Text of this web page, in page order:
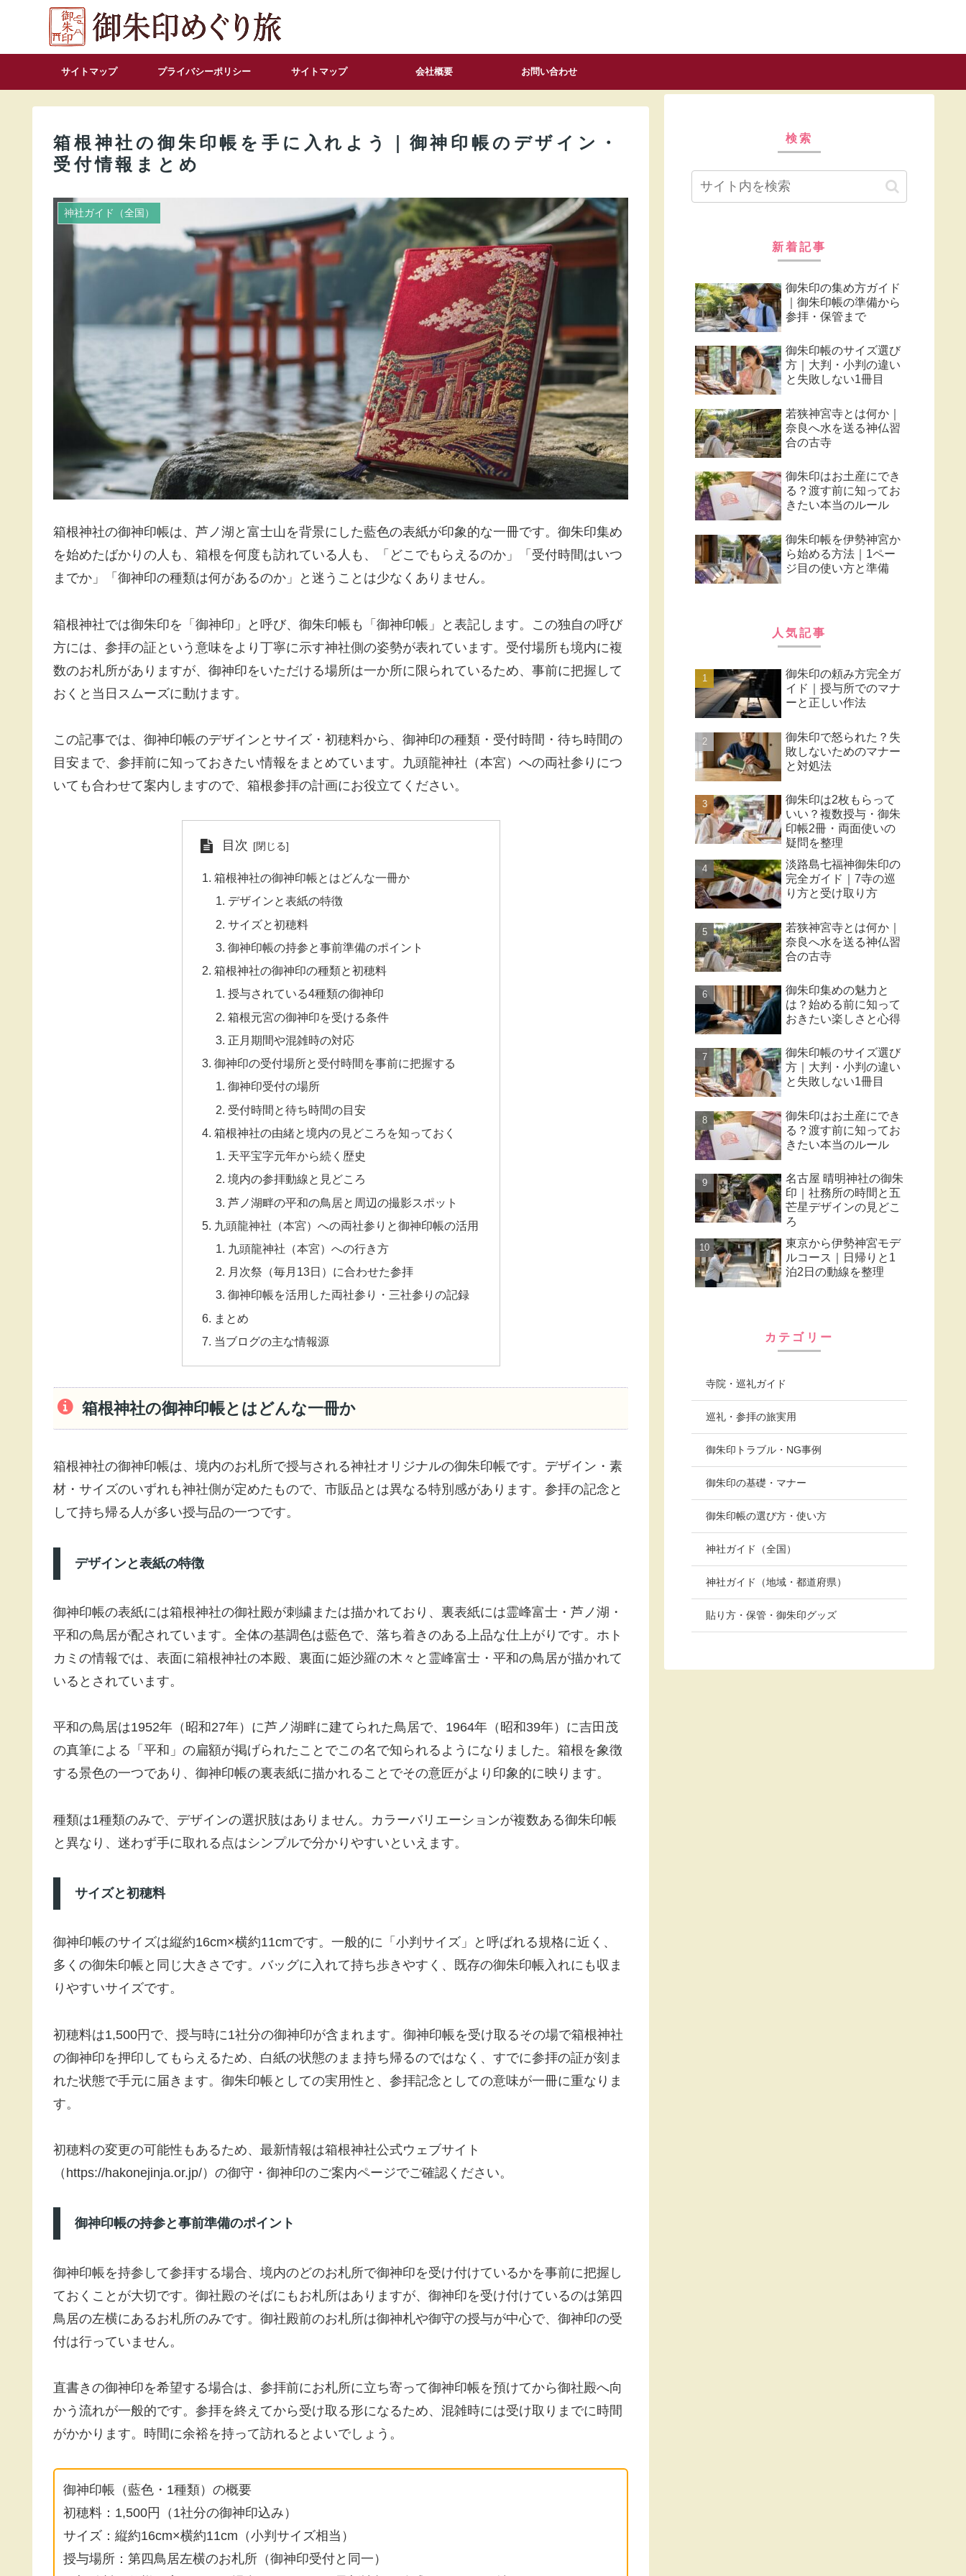
サイトマップ プライバシーポリシー サイトマップ 会社概要 お問い合わせ
箱根神社の御朱印帳を手に入れよう｜御神印帳のデザイン・
受付情報まとめ
神社ガイド（全国）
箱根神社の御神印帳は、芦ノ湖と富士山を背景にした藍色の表紙が印象的な一冊です。御朱印集め
を始めたばかりの人も、箱根を何度も訪れている人も、「どこでもらえるのか」「受付時間はいつ
までか」「御神印の種類は何があるのか」と迷うことは少なくありません。
箱根神社では御朱印を「御神印」と呼び、御朱印帳も「御神印帳」と表記します。この独自の呼び
方には、参拝の証という意味をより丁寧に示す神社側の姿勢が表れています。受付場所も境内に複
数のお札所がありますが、御神印をいただける場所は一か所に限られているため、事前に把握して
おくと当日スムーズに動けます。
この記事では、御神印帳のデザインとサイズ・初穂料から、御神印の種類・受付時間・待ち時間の
目安まで、参拝前に知っておきたい情報をまとめています。九頭龍神社（本宮）への両社参りにつ
いても合わせて案内しますので、箱根参拝の計画にお役立てください。
目次
箱根神社の御神印帳とはどんな一冊か
デザインと表紙の特徴
サイズと初穂料
御神印帳の持参と事前準備のポイント
箱根神社の御神印の種類と初穂料
授与されている4種類の御神印
箱根元宮の御神印を受ける条件
正月期間や混雑時の対応
御神印の受付場所と受付時間を事前に把握する
御神印受付の場所
受付時間と待ち時間の目安
箱根神社の由緒と境内の見どころを知っておく
天平宝字元年から続く歴史
境内の参拝動線と見どころ
芦ノ湖畔の平和の鳥居と周辺の撮影スポット
九頭龍神社（本宮）への両社参りと御神印帳の活用
九頭龍神社（本宮）への行き方
月次祭（毎月13日）に合わせた参拝
御神印帳を活用した両社参り・三社参りの記録
まとめ
当ブログの主な情報源
箱根神社の御神印帳とはどんな一冊か
箱根神社の御神印帳は、境内のお札所で授与される神社オリジナルの御朱印帳です。デザイン・素
材・サイズのいずれも神社側が定めたもので、市販品とは異なる特別感があります。参拝の記念と
して持ち帰る人が多い授与品の一つです。
デザインと表紙の特徴
御神印帳の表紙には箱根神社の御社殿が刺繍または描かれており、裏表紙には霊峰富士・芦ノ湖・
平和の鳥居が配されています。全体の基調色は藍色で、落ち着きのある上品な仕上がりです。ホト
カミの情報では、表面に箱根神社の本殿、裏面に姫沙羅の木々と霊峰富士・平和の鳥居が描かれて
いるとされています。
平和の鳥居は1952年（昭和27年）に芦ノ湖畔に建てられた鳥居で、1964年（昭和39年）に吉田茂
の真筆による「平和」の扁額が掲げられたことでこの名で知られるようになりました。箱根を象徴
する景色の一つであり、御神印帳の裏表紙に描かれることでその意匠がより印象的に映ります。
種類は1種類のみで、デザインの選択肢はありません。カラーバリエーションが複数ある御朱印帳
と異なり、迷わず手に取れる点はシンプルで分かりやすいといえます。
サイズと初穂料
御神印帳のサイズは縦約16cm×横約11cmです。一般的に「小判サイズ」と呼ばれる規格に近く、
多くの御朱印帳と同じ大きさです。バッグに入れて持ち歩きやすく、既存の御朱印帳入れにも収ま
りやすいサイズです。
初穂料は1,500円で、授与時に1社分の御神印が含まれます。御神印帳を受け取るその場で箱根神社
の御神印を押印してもらえるため、白紙の状態のまま持ち帰るのではなく、すでに参拝の証が刻ま
れた状態で手元に届きます。御朱印帳としての実用性と、参拝記念としての意味が一冊に重なりま
す。
初穂料の変更の可能性もあるため、最新情報は箱根神社公式ウェブサイト
（https://hakonejinja.or.jp/）の御守・御神印のご案内ページでご確認ください。
御神印帳の持参と事前準備のポイント
御神印帳を持参して参拝する場合、境内のどのお札所で御神印を受け付けているかを事前に把握し
ておくことが大切です。御社殿のそばにもお札所はありますが、御神印を受け付けているのは第四
鳥居の左横にあるお札所のみです。御社殿前のお札所は御神札や御守の授与が中心で、御神印の受
付は行っていません。
直書きの御神印を希望する場合は、参拝前にお札所に立ち寄って御神印帳を預けてから御社殿へ向
かう流れが一般的です。参拝を終えてから受け取る形になるため、混雑時には受け取りまでに時間
がかかります。時間に余裕を持って訪れるとよいでしょう。
御神印帳（藍色・1種類）の概要
初穂料：1,500円（1社分の御神印込み）
サイズ：縦約16cm×横約11cm（小判サイズ相当）
授与場所：第四鳥居左横のお札所（御神印受付と同一）
検索
新着記事
御朱印の集め方ガイド
｜御朱印帳の準備から
参拝・保管まで
御朱印帳のサイズ選び
方｜大判・小判の違い
と失敗しない1冊目
若狭神宮寺とは何か｜
奈良へ水を送る神仏習
合の古寺
御朱印はお土産にでき
る？渡す前に知ってお
きたい本当のルール
御朱印帳を伊勢神宮か
ら始める方法｜1ペー
ジ目の使い方と準備
人気記事
御朱印の頼み方完全ガ
イド｜授与所でのマナ
ーと正しい作法
御朱印で怒られた？失
敗しないためのマナー
と対処法
御朱印は2枚もらって
いい？複数授与・御朱
印帳2冊・両面使いの
疑問を整理
淡路島七福神御朱印の
完全ガイド｜7寺の巡
り方と受け取り方
若狭神宮寺とは何か｜
奈良へ水を送る神仏習
合の古寺
御朱印集めの魅力と
は？始める前に知って
おきたい楽しさと心得
御朱印帳のサイズ選び
方｜大判・小判の違い
と失敗しない1冊目
御朱印はお土産にでき
る？渡す前に知ってお
きたい本当のルール
名古屋 晴明神社の御朱
印｜社務所の時間と五
芒星デザインの見どこ
ろ
東京から伊勢神宮モデ
ルコース｜日帰りと1
泊2日の動線を整理
カテゴリー
寺院・巡礼ガイド
巡礼・参拝の旅実用
御朱印トラブル・NG事例
御朱印の基礎・マナー
御朱印帳の選び方・使い方
神社ガイド（全国）
神社ガイド（地域・都道府県）
貼り方・保管・御朱印グッズ